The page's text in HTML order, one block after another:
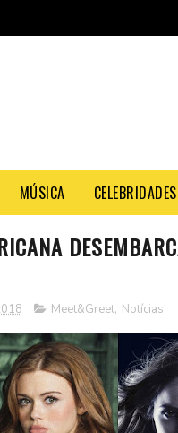
MÚSICA CELEBRIDADES
Meet&Greet, Notícias